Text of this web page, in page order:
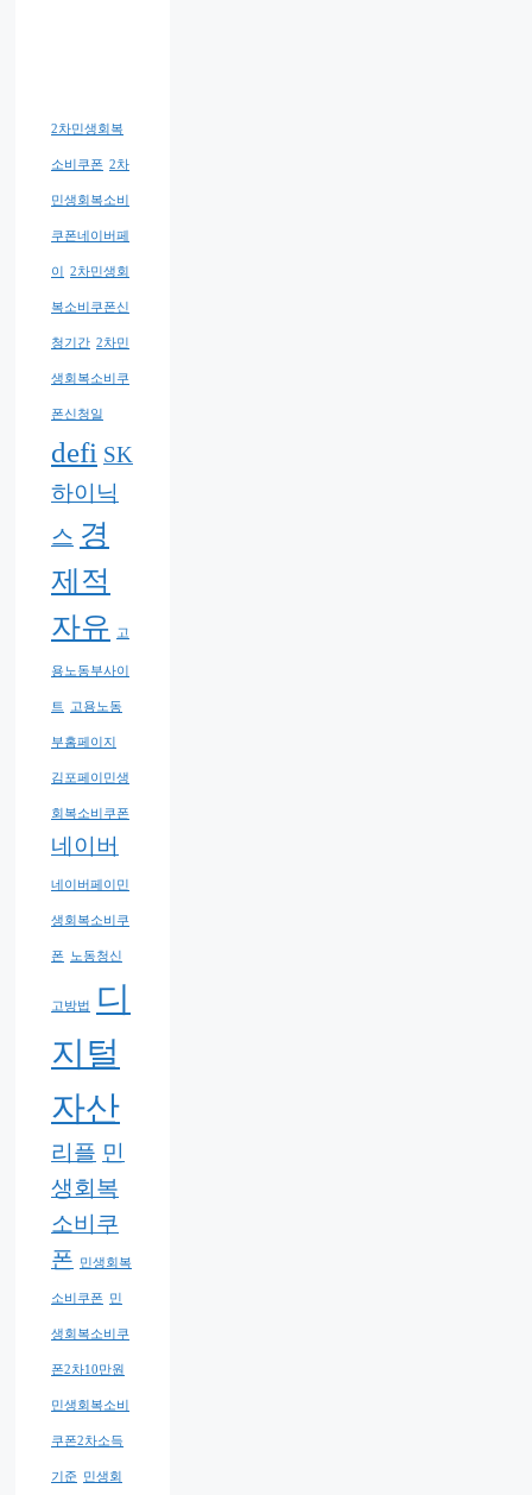
2차민생회복
소비쿠폰 2차
민생회복소비
쿠폰네이버페
이 2차민생회
복소비쿠폰신
청기간 2차민
생회복소비쿠
폰신청일
defi SK
하이닉
스 경
제적
자유
고
용노동부사이
트 고용노동
부홈페이지
김포페이민생
회복소비쿠폰
네이버
네이버페이민
생회복소비쿠
폰 노동청신
고방법
디
지털
자산
리플 민
생회복
소비쿠
폰
민생회복
소비쿠폰 민
생회복소비쿠
폰2차10만원
민생회복소비
쿠폰2차소득
기준 민생회